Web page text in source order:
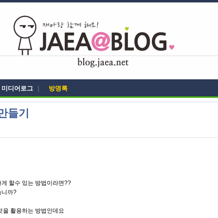
미디어로그 방명록
들기
할수 있는 방법이라면??
니까?
을 활용하는 방법인데요